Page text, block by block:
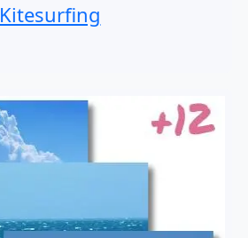
Kitesurfing